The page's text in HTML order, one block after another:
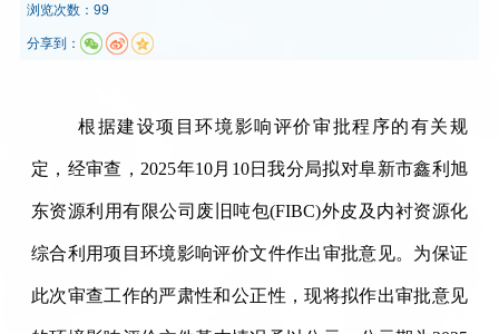
浏览次数：99
分享到：
根据建设项目环境影响评价审批程序的有关规
定，经审查，2025年10月10日我分局拟对阜新市鑫利旭
东资源利用有限公司废旧吨包(FIBC)外皮及内衬资源化
综合利用项目环境影响评价文件作出审批意见。为保证
此次审查工作的严肃性和公正性，现将拟作出审批意见